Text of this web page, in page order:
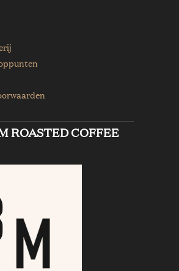
ROASTED COFFEE